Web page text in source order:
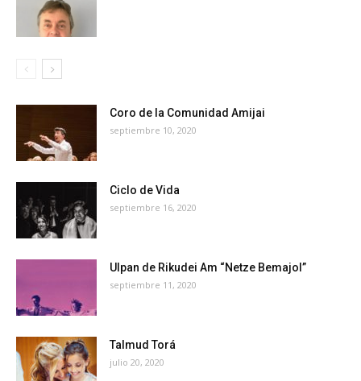
Coro de la Comunidad Amijai
septiembre 10, 2020
Ciclo de Vida
septiembre 16, 2020
Ulpan de Rikudei Am “Netze Bemajol”
septiembre 11, 2020
Talmud Torá
julio 20, 2020